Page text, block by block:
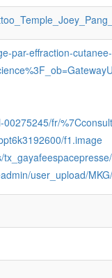
par-effraction-
fr/
f1.image
user_upload/